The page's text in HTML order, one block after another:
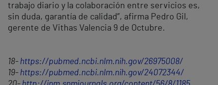
trabajo diario y la colaboración entre servicios es,
sin duda, garantía de calidad”, afirma Pedro Gil,
gerente de Vithas Valencia 9 de Octubre.
18- https://pubmed.ncbi.nlm.nih.gov/26975008/
19- https://pubmed.ncbi.nlm.nih.gov/24072344/